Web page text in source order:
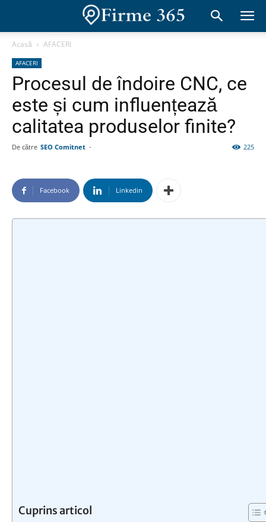
Acasă AFACERI
AFACERI
Procesul de îndoire CNC, ce
este și cum influențează
calitatea produselor finite?
De către SEO Comitnet - 225
Facebook Linkedin
Cuprins articol